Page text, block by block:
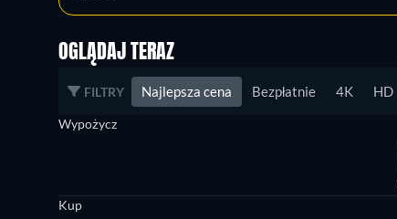
OGLĄDAJ TERAZ
FILTRY Najlepsza cena Bezpłatnie 4K HD
Wypożycz
Kup